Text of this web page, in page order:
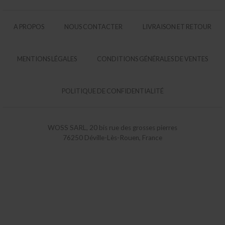
A PROPOS NOUS CONTACTER LIVRAISON ET RETOUR
MENTIONS LÉGALES CONDITIONS GÉNÉRALES DE VENTES
POLITIQUE DE CONFIDENTIALITÉ
WOSS SARL, 20 bis rue des grosses pierres
76250 Déville-Lès-Rouen, France